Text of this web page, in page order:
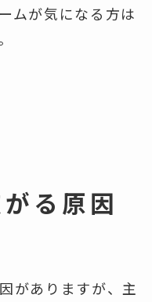
ムが気になる方は
る原因
がありますが、主